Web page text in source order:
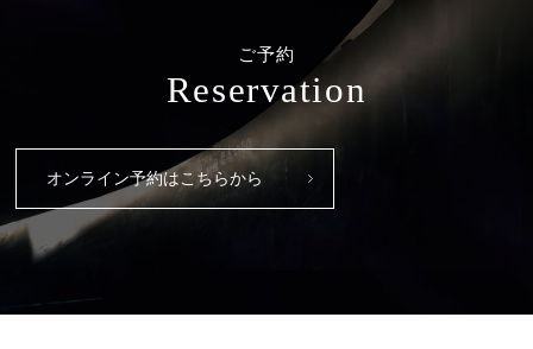
ご予約
Reservation
オンライン予約はこちらから